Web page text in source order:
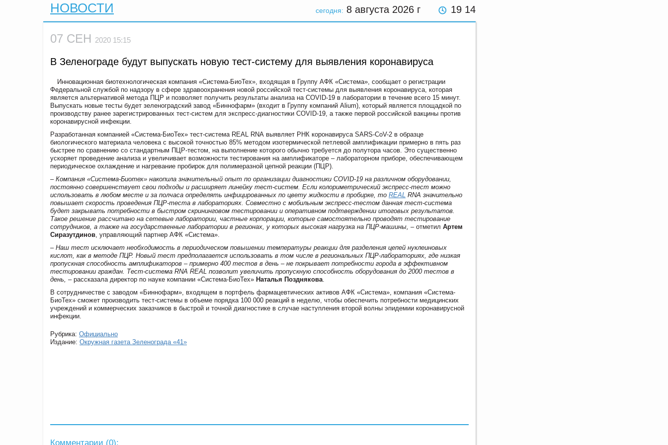
сегодня: 8 августа 2026 г 19 14
НОВОСТИ
07 СЕН 2020 15:15
В Зеленограде будут выпускать новую тест-систему для выявления коронавируса
Инновационная биотехнологическая компания «Система-БиоТех», входящая в Группу АФК «Система», сообщает о регистрации
Федеральной службой по надзору в сфере здравоохранения новой российской тест-системы для выявления коронавируса, которая
является альтернативой метода ПЦР и позволяет получить результаты анализа на COVID-19 в лаборатории в течение всего 15 минут.
Выпускать новые тесты будет зеленоградский завод «Биннофарм» (входит в Группу компаний Alium), который является площадкой по
производству ранее зарегистрированных тест-систем для экспресс-диагностики COVID-19, а также первой российской вакцины против
коронавирусной инфекции.
Разработанная компанией «Система-БиоТех» тест-система REAL RNA выявляет РНК коронавируса SARS-CoV-2 в образце
биологического материала человека с высокой точностью 85% методом изотермической петлевой амплификации примерно в пять раз
быстрее по сравнению со стандартным ПЦР-тестом, на выполнение которого обычно требуется до полутора часов. Это существенно
ускоряет проведение анализа и увеличивает возможности тестирования на амплификаторе – лабораторном приборе, обеспечивающем
периодическое охлаждение и нагревание пробирок для полимеразной цепной реакции (ПЦР).
– Компания «Система-Биотех» накопила значительный опыт по организации диагностики COVID-19 на различном оборудовании,
постоянно совершенствует свои подходы и расширяет линейку тест-систем. Если колориметрический экспресс-тест можно
использовать в любом месте и за полчаса определять инфицированных по цвету жидкости в пробирке, то REAL RNA значительно
повышает скорость проведения ПЦР-теста в лабораториях. Совместно с мобильным экспресс-тестом данная тест-система
будет закрывать потребности в быстром скрининговом тестировании и оперативном подтверждении итоговых результатов.
Такое решение рассчитано на сетевые лаборатории, частные корпорации, которые самостоятельно проводят тестирование
сотрудников, а также на государственные лаборатории в регионах, у которых высокая нагрузка на ПЦР-машины, – отметил Артем
Сиразутдинов, управляющий партнер АФК «Система».
– Наш тест исключает необходимость в периодическом повышении температуры реакции для разделения цепей нуклеиновых
кислот, как в методе ПЦР. Новый тест предполагается использовать в том числе в региональных ПЦР-лабораториях, где низкая
пропускная способность амплификаторов – примерно 400 тестов в день – не покрывает потребности города в эффективном
тестировании граждан. Тест-система RNA REAL позволит увеличить пропускную способность оборудования до 2000 тестов в
день, – рассказала директор по науке компании «Система-БиоТех» Наталья Позднякова.
В сотрудничестве с заводом «Биннофарм», входящем в портфель фармацевтических активов АФК «Система», компания «Система-
БиоТех» сможет производить тест-системы в объеме порядка 100 000 реакций в неделю, чтобы обеспечить потребности медицинских
учреждений и коммерческих заказчиков в быстрой и точной диагностике в случае наступления второй волны эпидемии коронавирусной
инфекции.
Рубрика: Официально
Издание: Окружная газета Зеленограда «41»
Комментарии (0):